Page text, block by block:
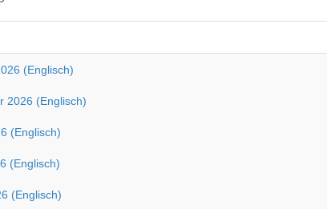
(Englisch)
2026 (Englisch)
(Englisch)
(Englisch)
(Englisch)